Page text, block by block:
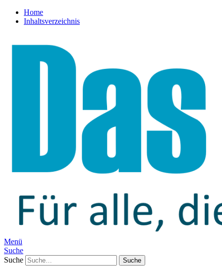
Home
Inhaltsverzeichnis
Menü
Suche
Suche